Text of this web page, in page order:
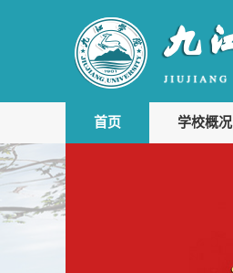
首页 学校概况